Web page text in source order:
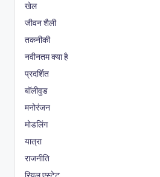
खेल
जीवन शैली
तकनीकी
नवीनतम क्या है
प्रदर्शित
बॉलीवुड
मनोरंजन
मोडलिंग
यात्रा
राजनीति